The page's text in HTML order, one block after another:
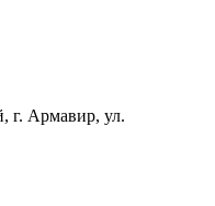
г. Армавир, ул.